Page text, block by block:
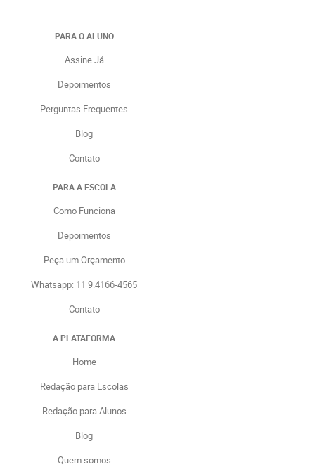
PARA O ALUNO
Assine Já
Depoimentos
Perguntas Frequentes
Blog
Contato
PARA A ESCOLA
Como Funciona
Depoimentos
Peça um Orçamento
Whatsapp: 11 9.4166-4565
Contato
A PLATAFORMA
Home
Redação para Escolas
Redação para Alunos
Blog
Quem somos